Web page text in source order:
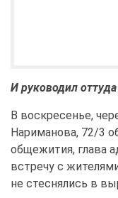
И руководил
В воскресенье,
Нариманова, 72/3
общежития, глава
встречу с
не стеснялись в